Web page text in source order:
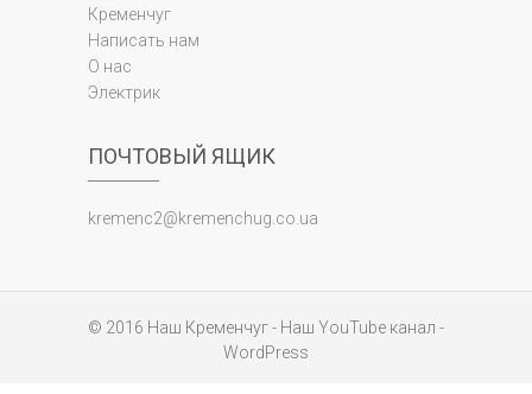
Кременчуг
Написать нам
О нас
Электрик
ПОЧТОВЫЙ ЯЩИК
kremenc2@kremenchug.co.ua
© 2016 Наш Кременчуг- Наш YouTube канал -
WordPress